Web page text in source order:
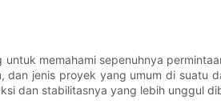
memahami sepenuhnya
jenis proyek yang umum di suatu
dan stabilitasnya yang lebih unggul